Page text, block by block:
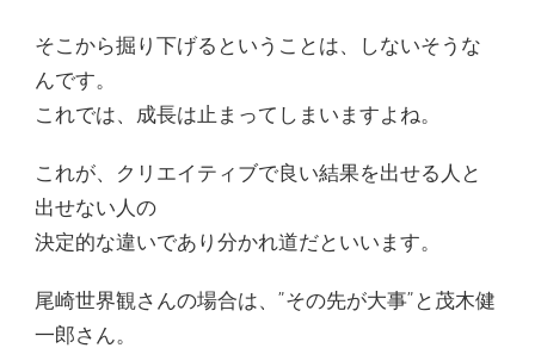
そこから掘り下げるということは、しないそうな
んです。
これでは、成長は止まってしまいますよね。
これが、クリエイティブで良い結果を出せる人と
出せない人の
決定的な違いであり分かれ道だといいます。
尾崎世界観さんの場合は、”その先が大事”と茂木健
一郎さん。